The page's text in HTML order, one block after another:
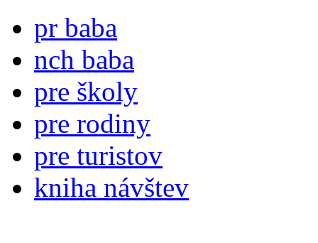
pr baba
nch baba
pre školy
pre rodiny
pre turistov
kniha návštev